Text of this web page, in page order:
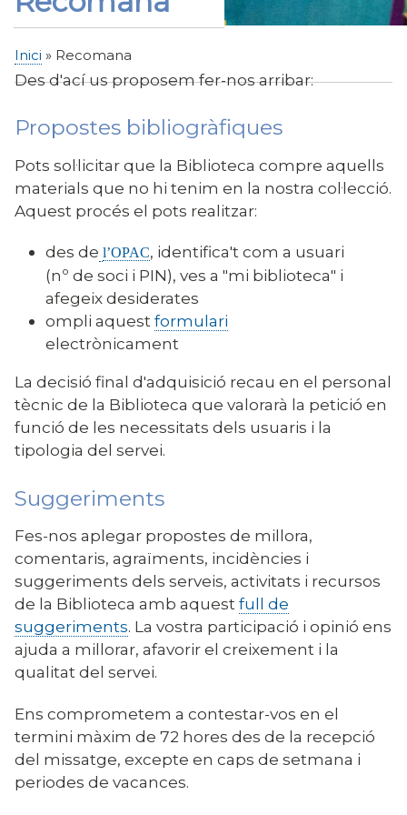
Fil
Inici Recomana
Des d'ací us proposem fer-nos arribar:
Propostes bibliogràfiques
Pots sol·licitar que la Biblioteca compre aquells
materials que no hi tenim en la nostra col·lecció.
Aquest procés el pots realitzar:
des de l’OPAC, identifica't com a usuari
(nº de soci i PIN), ves a "mi biblioteca" i
afegeix desiderates
ompli aquestformulari
electrònicament
La decisió final d'adquisició recau en el personal
tècnic de la Biblioteca que valorarà la petició en
funció de les necessitats dels usuaris i la
tipologia del servei.
Suggeriments
Fes-nos aplegar propostes de millora,
comentaris, agraïments, incidències i
suggeriments dels serveis, activitats i recursos
de la Biblioteca amb aquestfull de
suggeriments. La vostra participació i opinió ens
ajuda a millorar, afavorir el creixement i la
qualitat del servei.
Ens comprometem a contestar-vos en el
termini màxim de 72 hores des de la recepció
del missatge, excepte en caps de setmana i
periodes de vacances.